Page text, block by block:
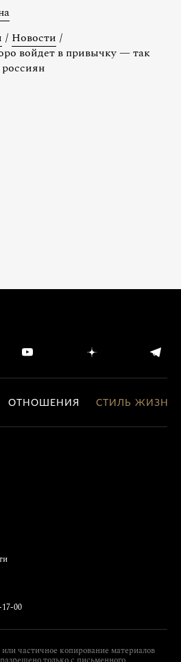
/ Новости /
войдет в привычку — так
ОТНОШЕНИЯ СТИЛЬ ЖИЗНИ
17-00
частичное копирование материалов